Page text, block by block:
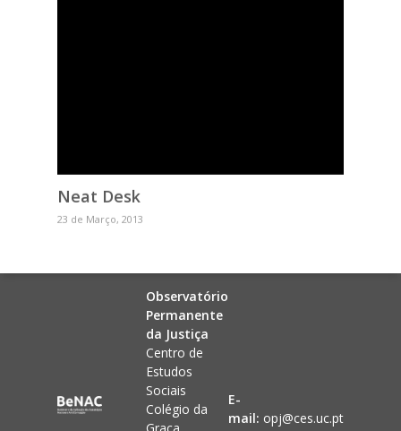
Neat Desk
23 de Março, 2013
Observatório
Permanente
da Justiça
Centro de
Estudos
Sociais
Colégio da
E-
mail: opj@ces.uc.pt